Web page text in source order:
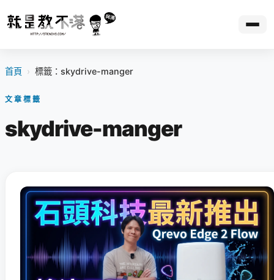
首頁 › 標籤：skydrive-manger
文章標籤
skydrive-manger